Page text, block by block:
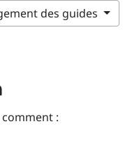
des guides
: